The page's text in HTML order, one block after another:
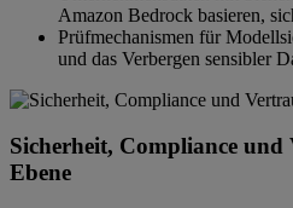
Amazon Bedrock basieren,
Prüfmechanismen für
und das Verbergen sensibler
Sicherheit, Compliance
Ebene